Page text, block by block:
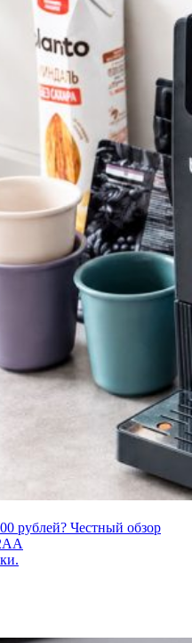
рублей? Честный обзор